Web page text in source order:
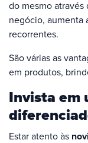
do mesmo através
negócio, aumenta
recorrentes.
São várias as
em produtos,
Invista em
Estar atento às